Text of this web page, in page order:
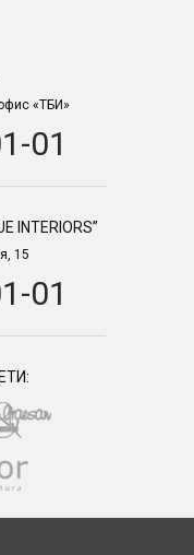
«ТБИ»
01
INTERIORS”
15
01